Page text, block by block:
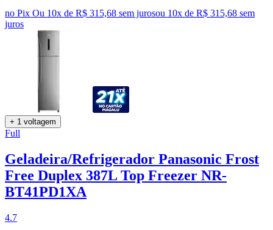
no Pix Ou 10x de R$ 315,68 sem jurosou 10x de R$ 315,68 sem
juros
+ 1 voltagem
Full
Geladeira/Refrigerador Panasonic Frost
Free Duplex 387L Top Freezer NR-
BT41PD1XA
4.7